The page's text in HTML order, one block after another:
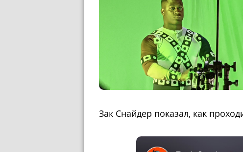
Зак Снайдер показал, как